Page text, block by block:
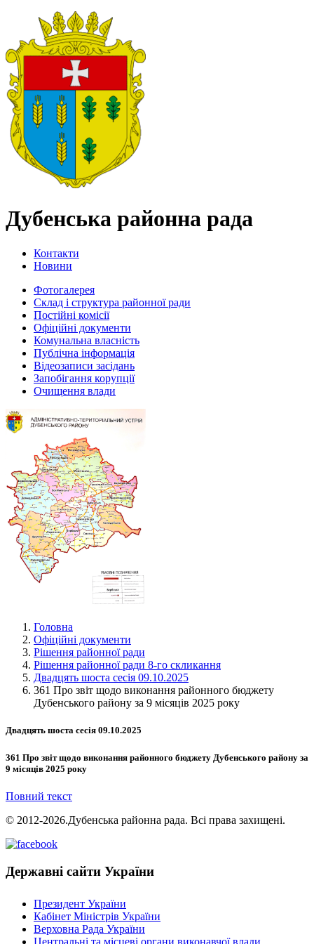
Дубенська районна рада
Контакти
Новини
Фотогалерея
Склад і структура районної ради
Постійні комісії
Офіційні документи
Комунальна власність
Публічна інформація
Відеозаписи засідань
Запобігання корупції
Очищення влади
Головна
Офіційні документи
Рішення районної ради
Рішення районної ради 8-го скликання
Двадцять шоста сесія 09.10.2025
361 Про звіт щодо виконання районного бюджету
Дубенського району за 9 місяців 2025 року
Двадцять шоста сесія 09.10.2025
361 Про звіт щодо виконання районного бюджету Дубенського району за
9 місяців 2025 року
Повний текст
© 2012-2026.Дубенська районна рада. Всі права захищені.
Державні сайти України
Президент України
Кабінет Міністрів України
Верховна Рада України